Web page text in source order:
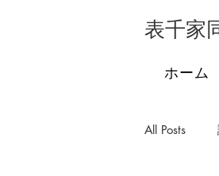
表千家
ホーム
All Posts